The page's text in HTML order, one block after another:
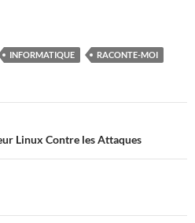
INFORMATIQUE RACONTE-MOI
Linux Contre les Attaques